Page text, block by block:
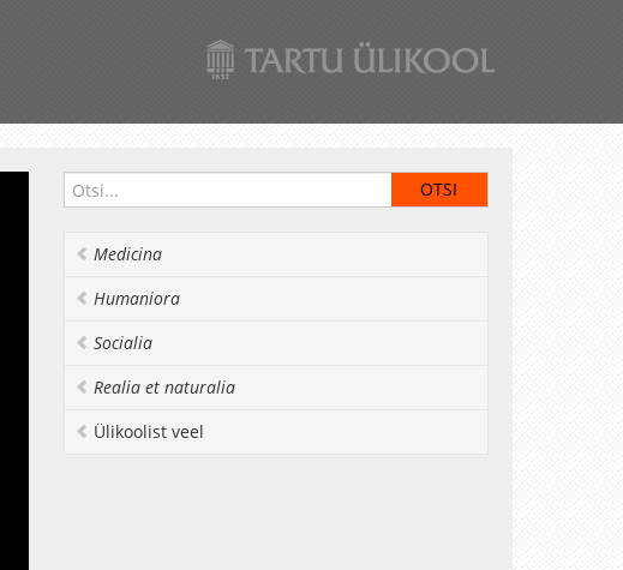
Medicina
Humaniora
Socialia
Realia et naturalia
Ülikoolist veel